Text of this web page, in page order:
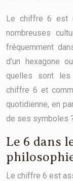
Le chiffre 6 est
nombreuses
fréquemment
d’un hexagone
quelles sont les
chiffre 6 et
quotidienne, en
de ses symboles
Le 6 dans
Le chiffre 6 est